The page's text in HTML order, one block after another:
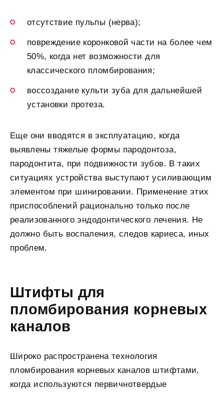
отсутствие пульпы (нерва);
повреждение коронковой части на более чем
50%, когда нет возможности для
классического пломбирования;
воссоздание культи зуба для дальнейшей
установки протеза.
Еще они вводятся в эксплуатацию, когда
выявлены тяжелые формы пародонтоза,
пародонтита, при подвижности зубов. В таких
ситуациях устройства выступают усиливающим
элементом при шинировании. Применение этих
приспособлений рационально только после
реализованного эндодонтического лечения. Не
должно быть воспаления, следов кариеса, иных
проблем.
Штифты для
пломбирования корневых
каналов
Широко распространена технология
пломбирования корневых каналов штифтами,
когда используются первичнотвердые